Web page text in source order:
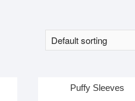
Puffy Sleeves